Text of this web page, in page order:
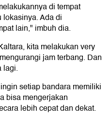
di tempat
lokasinya. Ada di
lain," imbuh dia.
kita melakukan very
jam terbang. Dan
lagi.
setiap bandara memiliki
bisa mengerjakan
lebih cepat dan dekat.